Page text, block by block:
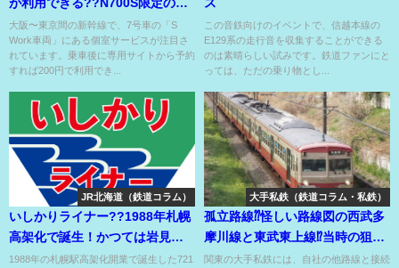
適すぎる空間??
大阪〜東京間の新幹線で、7号車の「S
Work車両」にある個室サービスが注目さ
れています。乗車後に専用サイトから予約
すれば200円で利用でき...
この音鉄向けのイベントで、信越本線の
E129系の走行音を収集することができる
のは素晴らしい試みです。鉄道ファンにと
っては、ただの乗り物とし...
JR北海道（鉄道コラム）
いしかりライナー??1988年札幌
高架化で誕生！かつては岩見沢
方面にも快速があった??
1988年の札幌駅高架化開業で誕生した721
大手私鉄（鉄道コラム・私鉄）
孤立路線⁇怪しい路線図の西武多
摩川線と東武東上線⁉当時の狙い
と事情とは??
関東の大手私鉄には、自社の他路線と接続